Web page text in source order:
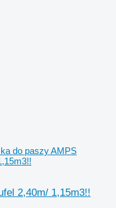
do paszy AMPS
2,40m/ 1,15m3!!